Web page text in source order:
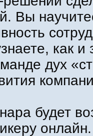
Вы
как и
дух
будет
онлайн.